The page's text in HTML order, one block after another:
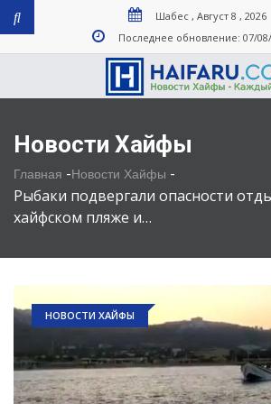
Шабес , Август 8 , 2026
Последнее обновление: 07/
Новости Хайфы
Главная -Новости Хайфы -
Рыбаки подвергали опасности
хайфском пляже и…
НОВОСТИ ХАЙФЫ